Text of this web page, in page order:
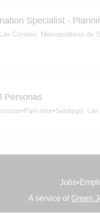
Specialist -
Las Condes, Metropolitana de
Personas
•Part-time•Santiago,
Jobs•
A service of Green